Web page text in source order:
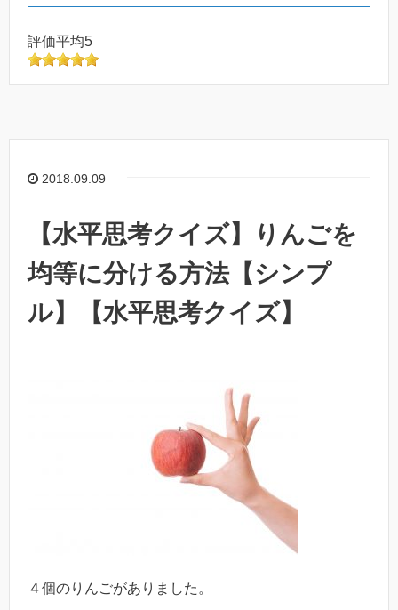
評価平均5
2018.09.09
【水平思考クイズ】りんごを
均等に分ける方法【シンプ
ル】【水平思考クイズ】
４個のりんごがありました。